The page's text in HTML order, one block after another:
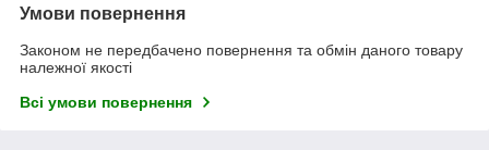
Умови повернення
Законом не передбачено повернення та обмін даного товару
належної якості
Всі умови повернення